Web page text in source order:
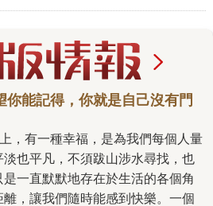
你能記得，你就是自己沒有門
也平凡，不須跋山涉水尋找，也
一直默默地存在於生活的各個角
，讓我們隨時能感到快樂。一個